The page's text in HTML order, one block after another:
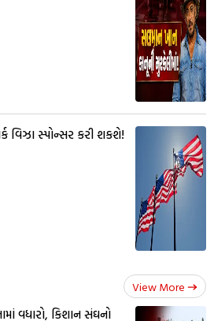
વિઝા સ્પોન્સર કરી શકશે!
View More
વધારો, કિશાન સંઘનો